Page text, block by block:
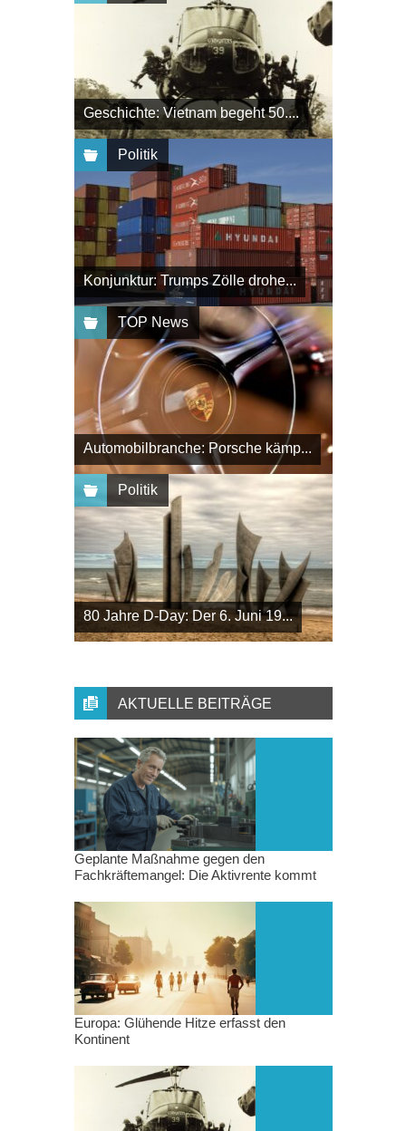
Geschichte: Vietnam begeht 50....
Politik
Konjunktur: Trumps Zölle drohe...
TOP News
Automobilbranche: Porsche kämp...
Politik
80 Jahre D-Day: Der 6. Juni 19...
AKTUELLE BEITRÄGE
Geplante Maßnahme gegen den
Fachkräftemangel: Die Aktivrente kommt
Europa: Glühende Hitze erfasst den
Kontinent